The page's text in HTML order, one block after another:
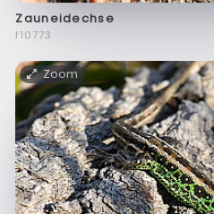
Zauneidechse
f10773
Zoom